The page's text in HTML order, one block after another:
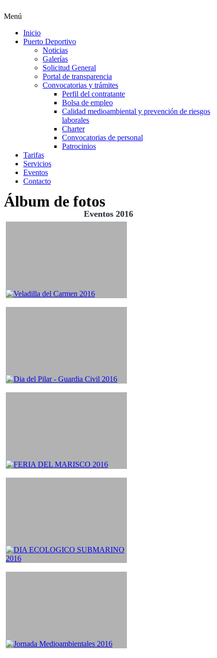
Menú
Inicio
Puerto Deportivo
Noticias
Galerías
Solicitud General
Portal de transparencia
Convocatorias y trámites
Perfil del contratante
Bolsa de empleo
Calidad medioambiental y prevención de riesgos
laborales
Charter
Convocatorias de personal
Patrocinios
Tarifas
Servicios
Eventos
Contacto
Álbum de fotos
Eventos 2016